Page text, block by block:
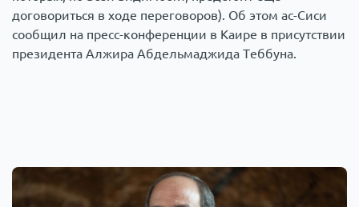
договориться в ходе переговоров). Об этом ас-Сиси
сообщил на пресс-конференции в Каире в присутствии
президента Алжира Абдельмаджида Теббуна.